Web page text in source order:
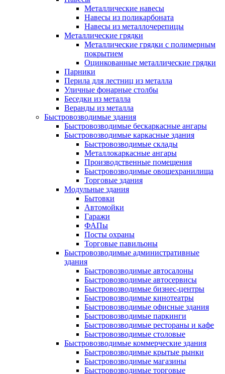
Металлические навесы
Навесы из поликарбоната
Навесы из металлочерепицы
Металлические грядки
Металлические грядки с полимерным
покрытием
Оцинкованные металлические грядки
Парники
Перила для лестниц из металла
Уличные фонарные столбы
Беседки из металла
Веранды из металла
Быстровозводимые здания
Быстровозводимые бескаркасные ангары
Быстровозводимые каркасные здания
Быстровозводимые склады
Металлокаркасные ангары
Производственные помещения
Быстровозводимые овощехранилища
Торговые здания
Модульные здания
Бытовки
Автомойки
Гаражи
ФАПы
Посты охраны
Торговые павильоны
Быстровозводимые административные
здания
Быстровозводимые автосалоны
Быстровозводимые автосервисы
Быстровозводимые бизнес-центры
Быстровозводимые кинотеатры
Быстровозводимые офисные здания
Быстровозводимые паркинги
Быстровозводимые рестораны и кафе
Быстровозводимые столовые
Быстровозводимые коммерческие здания
Быстровозводимые крытые рынки
Быстровозводимые магазины
Быстровозводимые торговые